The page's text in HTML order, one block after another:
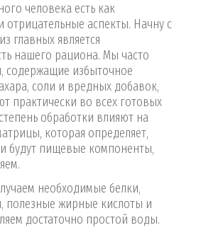
человека есть как
отрицательные аспекты. Начну с
главных является
нашего рациона. Мы часто
содержащие избыточное
соли и вредных добавок,
практически во всех готовых
обработки влияют на
которая определяет,
будут пищевые компоненты,
необходимые белки,
полезные жирные кислоты и
достаточно простой воды.